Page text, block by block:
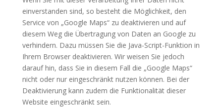
einverstanden sind, so besteht die Möglichkeit, den
Service von „Google Maps“ zu deaktivieren und auf
diesem Weg die Übertragung von Daten an Google zu
verhindern. Dazu müssen Sie die Java-Script-Funktion in
Ihrem Browser deaktivieren. Wir weisen Sie jedoch
darauf hin, dass Sie in diesem Fall die „Google Maps“
nicht oder nur eingeschränkt nutzen können. Bei der
Deaktivierung kann zudem die Funktionalität dieser
Website eingeschränkt sein.